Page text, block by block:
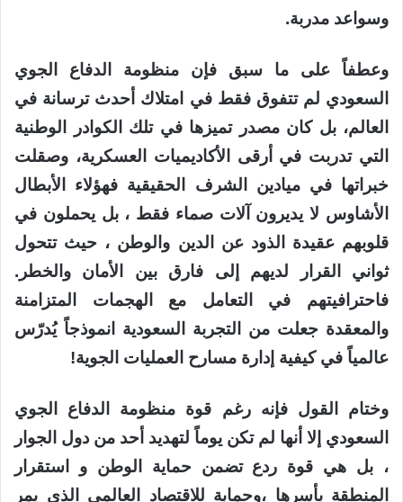
وسواعد مدربة.
وعطفاً على ما سبق فإن منظومة الدفاع الجوي
السعودي لم تتفوق فقط في امتلاك أحدث ترسانة في
العالم، بل كان مصدر تميزها في تلك الكوادر الوطنية
التي تدربت في أرقى الأكاديميات العسكرية، وصقلت
خبراتها في ميادين الشرف الحقيقية فهؤلاء الأبطال
الأشاوس لا يديرون آلات صماء فقط ، بل يحملون في
قلوبهم عقيدة الذود عن الدين والوطن ، حيث تتحول
ثواني القرار لديهم إلى فارق بين الأمان والخطر.
فاحترافيتهم في التعامل مع الهجمات المتزامنة
والمعقدة جعلت من التجربة السعودية انموذجاً يُدرّس
عالمياً في كيفية إدارة مسارح العمليات الجوية!
وختام القول فإنه رغم قوة منظومة الدفاع الجوي
السعودي إلا أنها لم تكن يوماً لتهديد أحد من دول الجوار
، بل هي قوة ردع تضمن حماية الوطن و استقرار
المنطقة بأسرها ،وحماية للاقتصاد العالمي الذي يمر